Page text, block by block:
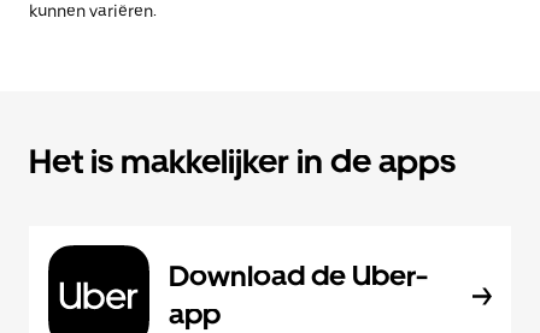
kunnen variëren.
Het is makkelijker in de apps
Download de Uber-
app